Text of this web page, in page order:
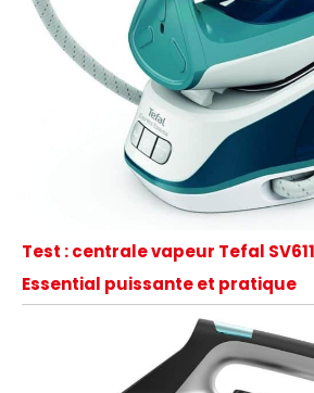
Test : centrale vapeur Tefal
Essential puissante et pratique